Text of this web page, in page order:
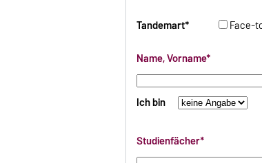
Tandemart* Face-
Name, Vorname*
Ich bin
Studienfächer*